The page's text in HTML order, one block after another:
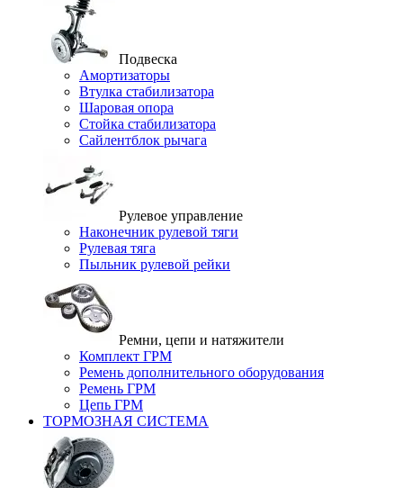
Подвеска
Амортизаторы
Втулка стабилизатора
Шаровая опора
Стойка стабилизатора
Сайлентблок рычага
Рулевое управление
Наконечник рулевой тяги
Рулевая тяга
Пыльник рулевой рейки
Ремни, цепи и натяжители
Комплект ГРМ
Ремень дополнительного оборудования
Ремень ГРМ
Цепь ГРМ
ТОРМОЗНАЯ СИСТЕМА